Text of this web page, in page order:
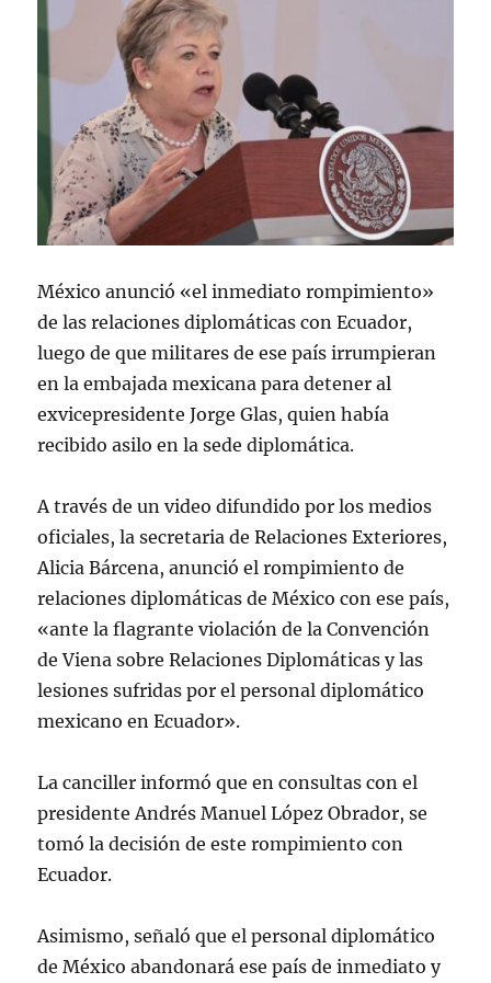
México anunció «el inmediato rompimiento»
de las relaciones diplomáticas con Ecuador,
luego de que militares de ese país irrumpieran
en la embajada mexicana para detener al
exvicepresidente Jorge Glas, quien había
recibido asilo en la sede diplomática.
A través de un video difundido por los medios
oficiales, la secretaria de Relaciones Exteriores,
Alicia Bárcena, anunció el rompimiento de
relaciones diplomáticas de México con ese país,
«ante la flagrante violación de la Convención
de Viena sobre Relaciones Diplomáticas y las
lesiones sufridas por el personal diplomático
mexicano en Ecuador».
La canciller informó que en consultas con el
presidente Andrés Manuel López Obrador, se
tomó la decisión de este rompimiento con
Ecuador.
Asimismo, señaló que el personal diplomático
de México abandonará ese país de inmediato y